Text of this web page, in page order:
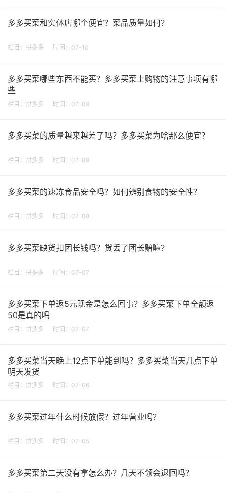
多多买菜和实体店哪个便宜？菜品质量如何？
栏目： 拼多多 时间：07-10
多多买菜哪些东西不能买？多多买菜上购物的注意事项有哪
些
栏目： 拼多多 时间：07-09
多多买菜的质量越来越差了吗？多多买菜为啥那么便宜？
栏目： 拼多多 时间：07-09
多多买菜的速冻食品安全吗？如何辨别食物的安全性？
栏目： 拼多多 时间：07-08
多多买菜缺货扣团长钱吗？货丢了团长赔嘛？
栏目： 拼多多 时间：07-07
多多买菜下单返5元现金是怎么回事？多多买菜下单全额返
50是真的吗
栏目： 拼多多 时间：07-07
多多买菜当天晚上12点下单能到吗？多多买菜当天几点下单
明天发货
栏目： 拼多多 时间：07-06
多多买菜过年什么时候放假？过年营业吗？
栏目： 拼多多 时间：07-05
多多买菜第二天没有拿怎么办？几天不领会退回吗？